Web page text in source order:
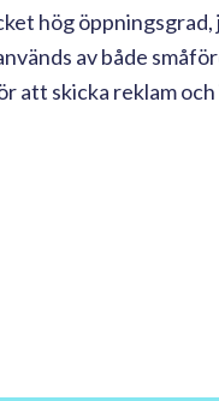
hög
av både
att skicka reklam